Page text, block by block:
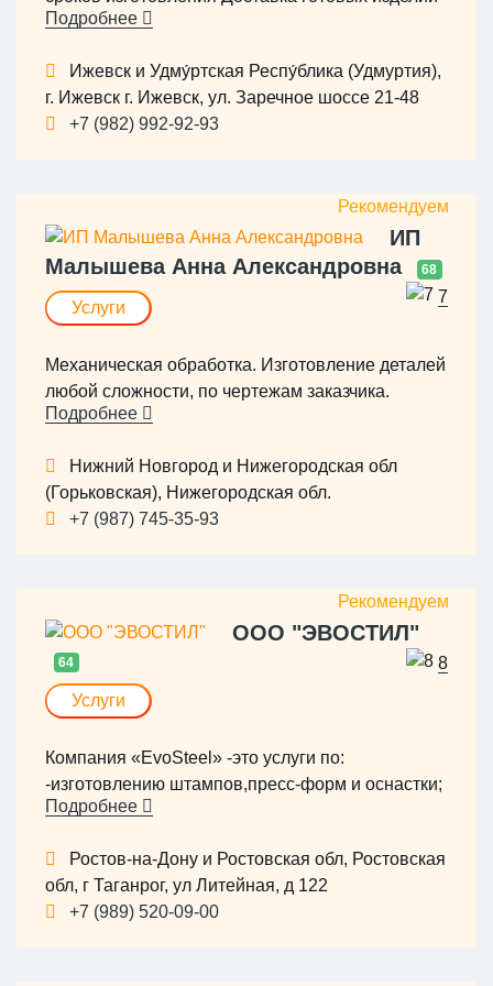
по всей России
Подробнее
Ижевск и Удму́ртская Респу́блика (Удмуртия),
г. Ижевск г. Ижевск, ул. Заречное шоссе 21-48
+7 (982) 992-92-93
ИП
Малышева Анна Александровна
68
7
Услуги
Механическая обработка. Изготовление деталей
любой сложности, по чертежам заказчика.
Подробнее
Нижний Новгород и Нижегородская обл
(Горьковская), Нижегородская обл.
+7 (987) 745-35-93
ООО "ЭВОСТИЛ"
64 8
Услуги
Компания «EvoSteel» -это услуги по:
-изготовлению штампов,пресс-форм и оснастки;
-фрезеровке; -токарной и электроэрозионной
специалистами с абсолютной точностью по
чертежам на нашем современном оборудовании
с ЧПУ высокого класса.
Подробнее
Ростов-на-Дону и Ростовская обл, Ростовская
обл, г Таганрог, ул Литейная, д 122
+7 (989) 520-09-00